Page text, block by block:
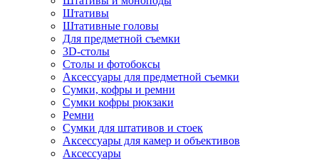
Штативы
Штативные головы
Для предметной съемки
3D-столы
Столы и фотобоксы
Аксессуары для предметной съемки
Сумки, кофры и ремни
Сумки кофры рюкзаки
Ремни
Сумки для штативов и стоек
Аксессуары для камер и объективов
Аксессуары